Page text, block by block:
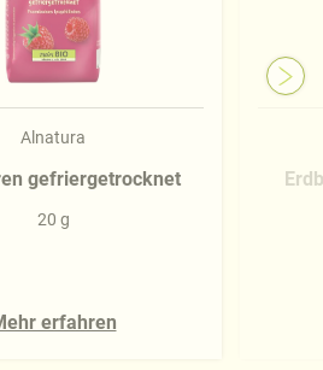
Alnatura
gefriergetrocknet
20 g
erfahren